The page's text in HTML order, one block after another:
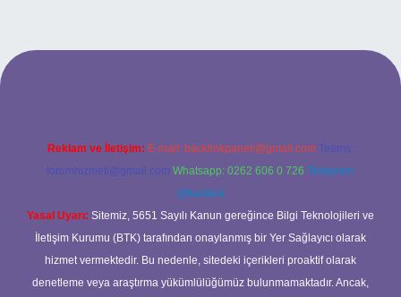
bahis sitesi
Reklam ve İletişim: E-mail: backlinkpaneli@gmail.com Teams:
forumhizmeti@gmail.com Whatsapp: 0262 606 0 726 Telegram:
@karabul
Yasal Uyarı: Sitemiz, 5651 Sayılı Kanun gereğince Bilgi Teknolojileri ve
İletişim Kurumu (BTK) tarafından onaylanmış bir Yer Sağlayıcı olarak
hizmet vermektedir. Bu nedenle, sitedeki içerikleri proaktif olarak
denetleme veya araştırma yükümlülüğümüz bulunmamaktadır. Ancak,